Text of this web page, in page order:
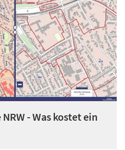
- Was kostet ein